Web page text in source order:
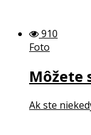
910
Foto
Môžete
Ak ste